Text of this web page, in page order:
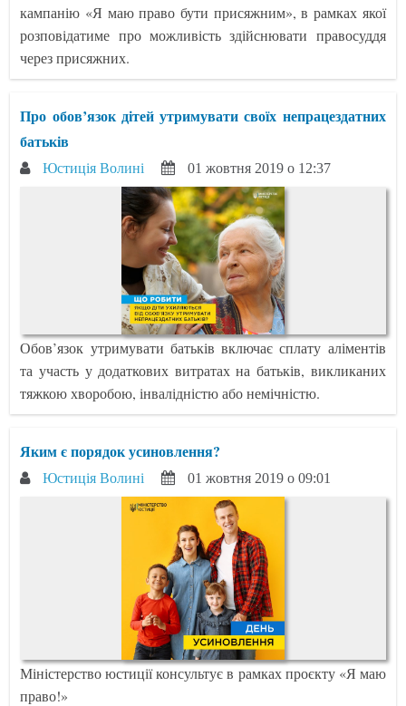
кампанію «Я маю право бути присяжним», в рамках якої
розповідатиме про можливість здійснювати правосуддя
через присяжних.
Про обов’язок дітей утримувати своїх непрацездатних
батьків
Юстиція Волині 01 жовтня 2019 о 12:37
Обов’язок утримувати батьків включає сплату аліментів
та участь у додаткових витратах на батьків, викликаних
тяжкою хворобою, інвалідністю або немічністю.
Яким є порядок усиновлення?
Юстиція Волині 01 жовтня 2019 о 09:01
Міністерство юстиції консультує в рамках проєкту «Я маю
право!»